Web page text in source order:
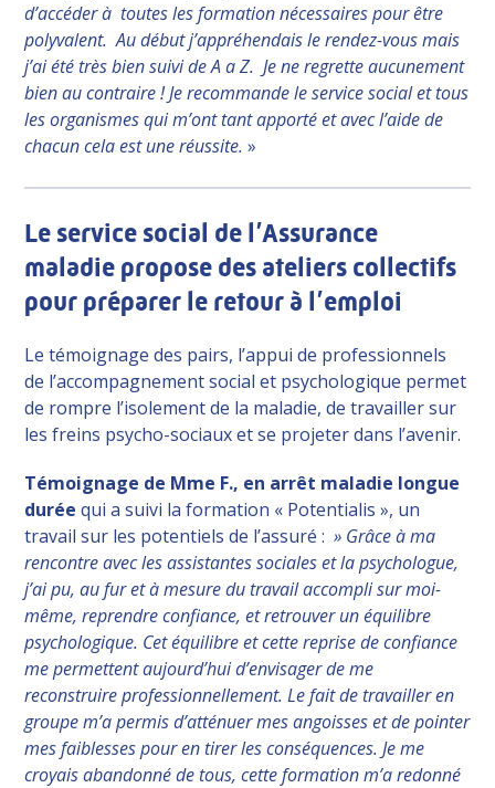
d’accéder à toutes les formation nécessaires pour être
polyvalent. Au début j’appréhendais le rendez-vous mais
j’ai été très bien suivi de A a Z. Je ne regrette aucunement
bien au contraire ! Je recommande le service social et tous
les organismes qui m’ont tant apporté et avec l’aide de
chacun cela est une réussite. »
Le service social de l’Assurance
maladie propose des ateliers collectifs
pour préparer le retour à l’emploi
Le témoignage des pairs, l’appui de professionnels
de l’accompagnement social et psychologique permet
de rompre l’isolement de la maladie, de travailler sur
les freins psycho-sociaux et se projeter dans l’avenir.
Témoignage de Mme F., en arrêt maladie longue
durée qui a suivi la formation « Potentialis », un
travail sur les potentiels de l’assuré : » Grâce à ma
rencontre avec les assistantes sociales et la psychologue,
j’ai pu, au fur et à mesure du travail accompli sur moi-
même, reprendre confiance, et retrouver un équilibre
psychologique. Cet équilibre et cette reprise de confiance
me permettent aujourd’hui d’envisager de me
reconstruire professionnellement. Le fait de travailler en
groupe m’a permis d’atténuer mes angoisses et de pointer
mes faiblesses pour en tirer les conséquences. Je me
croyais abandonné de tous, cette formation m’a redonné